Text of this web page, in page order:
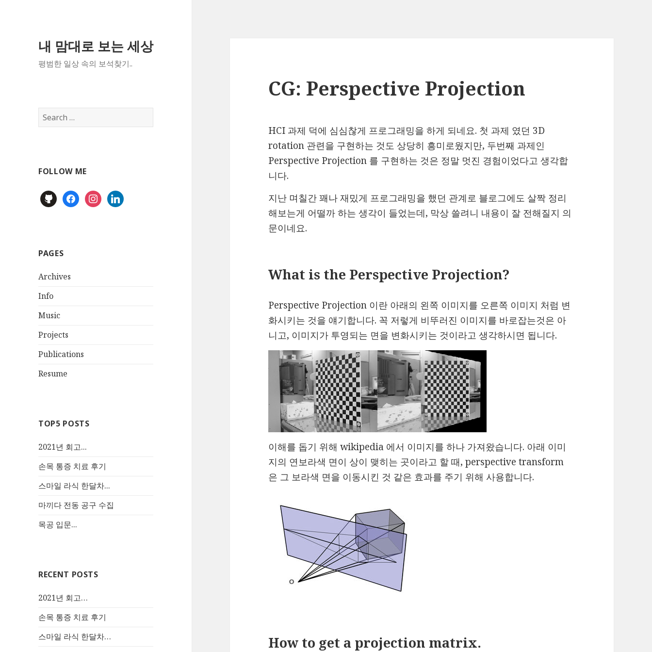
내 맘대로 보는 세상
평범한 일상 속의 보석찾기..
Search
for:
FOLLOW ME
githubfacebookinstagram
linkedin
PAGES
Archives
Info
Music
Projects
Publications
Resume
TOP5 POSTS
2021년 회고...
손목 통증 치료 후기
스마일 라식 한달차...
마끼다 전동 공구 수집
목공 입문...
RECENT POSTS
2021년 회고…
손목 통증 치료 후기
스마일 라식 한달차…
CG: Perspective Projection
HCI 과제 덕에 심심찮게 프로그래밍을 하게 되네요. 첫 과제 였던 3D
rotation 관련을 구현하는 것도 상당히 흥미로웠지만, 두번째 과제인
Perspective Projection 를 구현하는 것은 정말 멋진 경험이었다고 생각합
니다.
지난 며칠간 꽤나 재밌게 프로그래밍을 했던 관계로 블로그에도 살짝 정리
해보는게 어떨까 하는 생각이 들었는데, 막상 쓸려니 내용이 잘 전해질지 의
문이네요.
What is the Perspective Projection?
Perspective Projection 이란 아래의 왼쪽 이미지를 오른쪽 이미지 처럼 변
화시키는 것을 얘기합니다. 꼭 저렇게 비뚜러진 이미지를 바로잡는것은 아
니고, 이미지가 투영되는 면을 변화시키는 것이라고 생각하시면 됩니다.
이해를 돕기 위해 wikipedia 에서 이미지를 하나 가져왔습니다. 아래 이미
지의 연보라색 면이 상이 맺히는 곳이라고 할 때, perspective transform
은 그 보라색 면을 이동시킨 것 같은 효과를 주기 위해 사용합니다.
How to get a projection matrix.